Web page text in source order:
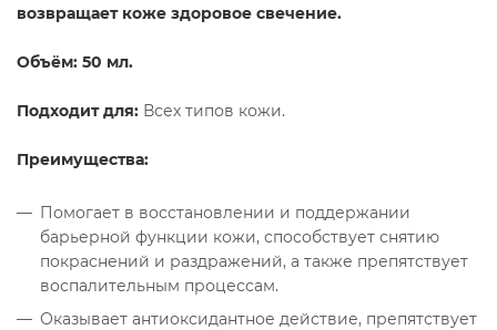
возвращает коже здоровое свечение.
Объём: 50 мл.
Подходит для: Всех типов кожи.
Преимущества:
Помогает в восстановлении и поддержании
барьерной функции кожи, способствует снятию
покраснений и раздражений, а также препятствует
воспалительным процессам.
Оказывает антиоксидантное действие, препятствует